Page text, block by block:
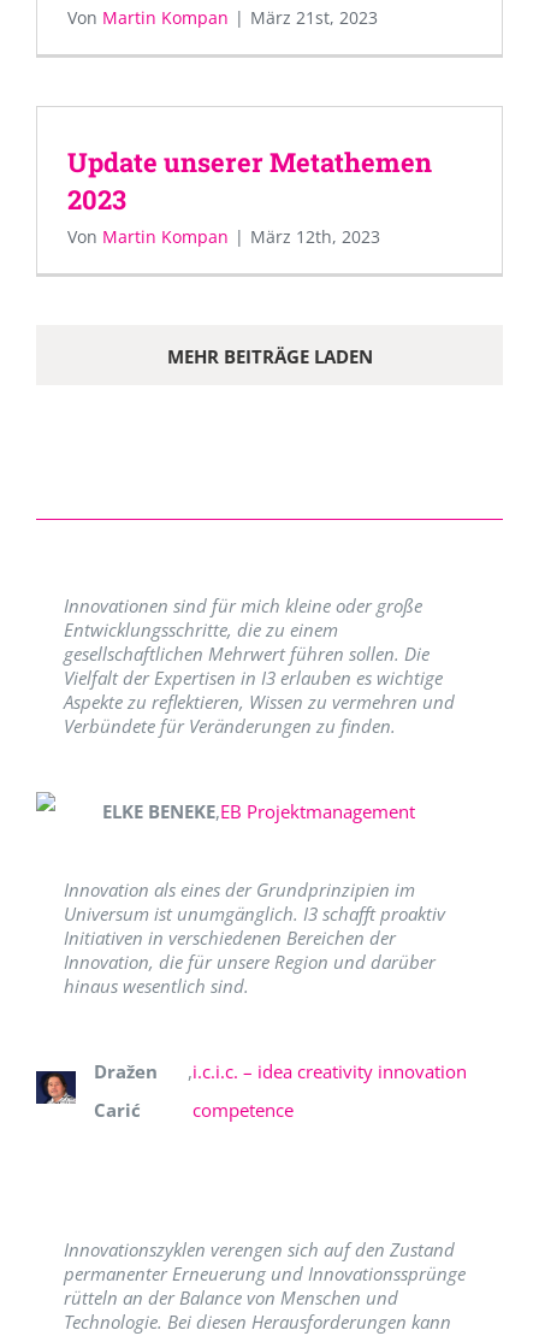
Von Martin Kompan | März 21st, 2023
Update unserer Metathemen
2023
Von Martin Kompan | März 12th, 2023
MEHR BEITRÄGE LADEN
Innovationen sind für mich kleine oder große
Entwicklungsschritte, die zu einem
gesellschaftlichen Mehrwert führen sollen. Die
Vielfalt der Expertisen in I3 erlauben es wichtige
Aspekte zu reflektieren, Wissen zu vermehren und
Verbündete für Veränderungen zu finden.
ELKE BENEKE,EB Projektmanagement
Innovation als eines der Grundprinzipien im
Universum ist unumgänglich. I3 schafft proaktiv
Initiativen in verschiedenen Bereichen der
Innovation, die für unsere Region und darüber
hinaus wesentlich sind.
Dražen
Carić
,i.c.i.c. – idea creativity innovation
competence
Innovationszyklen verengen sich auf den Zustand
permanenter Erneuerung und Innovationssprünge
rütteln an der Balance von Menschen und
Technologie. Bei diesen Herausforderungen kann